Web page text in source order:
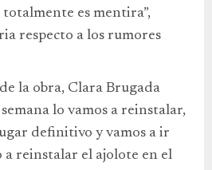
es mentira”,
respecto a los rumores
la obra, Clara Brugada
lo vamos a reinstalar,
definitivo y vamos a ir
a reinstalar el ajolote en el